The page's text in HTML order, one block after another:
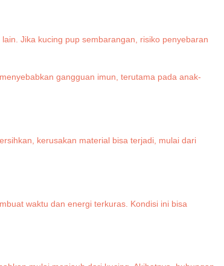
Jika kucing pup sembarangan, risiko penyebaran
gangguan imun, terutama pada anak-
kerusakan material bisa terjadi, mulai dari
waktu dan energi terkuras. Kondisi ini bisa